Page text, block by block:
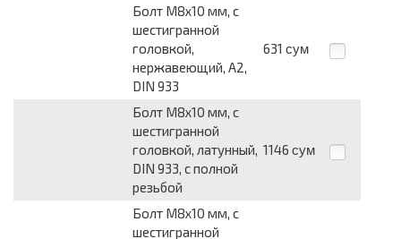
Болт М8x10 мм, с
шестигранной
головкой,
нержавеющий, А2,
DIN 933
631 сум
Болт М8x10 мм, с
шестигранной
головкой, латунный,
DIN 933, с полной
резьбой
1146 сум
Болт М8x10 мм, с
шестигранной